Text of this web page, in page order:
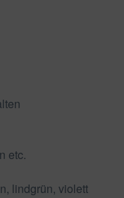
etc.
lindgrün, violett